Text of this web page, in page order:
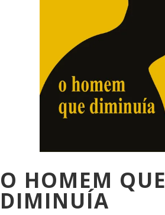
O HOMEM QUE
DIMINUÍA